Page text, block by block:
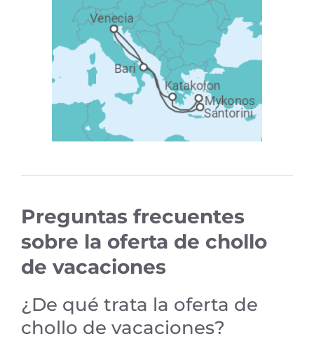
Preguntas frecuentes
sobre la oferta de chollo
de vacaciones
¿De qué trata la oferta de
chollo de vacaciones?